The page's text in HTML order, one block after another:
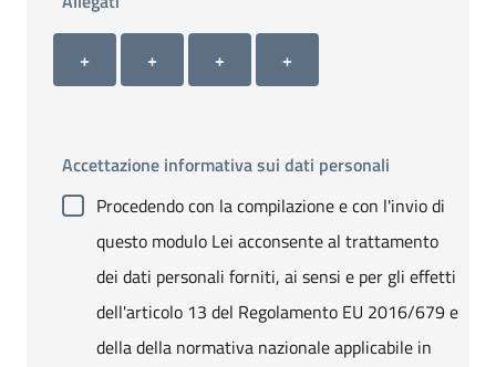
Allegato 1
+
Allegato 2
+
Allegato 3
+
Allegato 4
+
Accettazione informativa sui dati personali
Procedendo con la compilazione e con l'invio di
questo modulo Lei acconsente al trattamento
dei dati personali forniti, ai sensi e per gli effetti
dell'articolo 13 del Regolamento EU 2016/679 e
della della normativa nazionale applicabile in